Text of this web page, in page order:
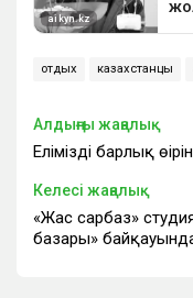
отдых казахстанцы
Алдыңғы жаңалық
Еліміздің барлық
Келесі жаңалық
«Жас сарбаз»
базары»